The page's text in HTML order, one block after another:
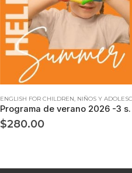
ENGLISH FOR CHILDREN, NIÑOS Y ADOLESCENTES
$280.00